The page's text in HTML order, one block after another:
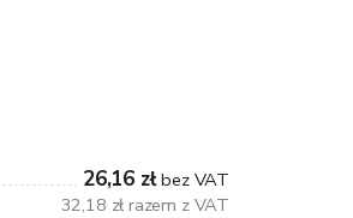
26,16 złbez VAT
32,18 zł razem z VAT